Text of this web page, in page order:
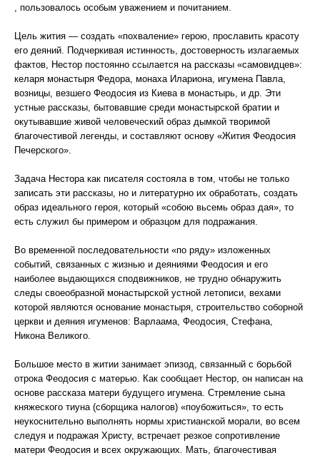
, пользовалось особым уважением и почитанием.
Цель жития — создать «похваление» герою, прославить красоту
его деяний. Подчеркивая истинность, достоверность излагаемых
фактов, Нестор постоянно ссылается на рассказы «самовидцев»:
келаря монастыря Федора, монаха Илариона, игумена Павла,
возницы, везшего Феодосия из Киева в монастырь, и др. Эти
устные рассказы, бытовавшие среди монастырской братии и
окутывавшие живой человеческий образ дымкой творимой
благочестивой легенды, и составляют основу «Жития Феодосия
Печерского».
Задача Нестора как писателя состояла в том, чтобы не только
записать эти рассказы, но и литературно их обработать, создать
образ идеального героя, который «собою вьсемь образ дая», то
есть служил бы примером и образцом для подражания.
Во временной последовательности «по ряду» изложенных
событий, связанных с жизнью и деяниями Феодосия и его
наиболее выдающихся сподвижников, не трудно обнаружить
следы своеобразной монастырской устной летописи, вехами
которой являются основание монастыря, строительство соборной
церкви и деяния игуменов: Варлаама, Феодосия, Стефана,
Никона Великого.
Большое место в житии занимает эпизод, связанный с борьбой
отрока Феодосия с матерью. Как сообщает Нестор, он написан на
основе рассказа матери будущего игумена. Стремление сына
княжеского тиуна (сборщика налогов) «поубожиться», то есть
неукоснительно выполнять нормы христианской морали, во всем
следуя и подражая Христу, встречает резкое сопротивление
матери Феодосия и всех окружающих. Мать, благочестивая